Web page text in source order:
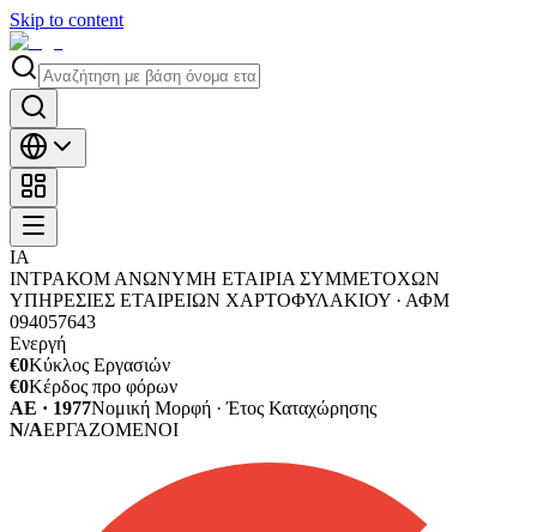
Skip to content
ΙΑ
ΙΝΤΡΑΚΟΜ ΑΝΩΝΥΜΗ ΕΤΑΙΡΙΑ ΣΥΜΜΕΤΟΧΩΝ
ΥΠΗΡΕΣΙΕΣ ΕΤΑΙΡΕΙΩΝ ΧΑΡΤΟΦΥΛΑΚΙΟΥ · ΑΦΜ
094057643
Ενεργή
€0Κύκλος Εργασιών
€0Κέρδος προ φόρων
ΑΕ · 1977Νομική Μορφή · Έτος Καταχώρησης
N/AΕΡΓΑΖΟΜΕΝΟΙ